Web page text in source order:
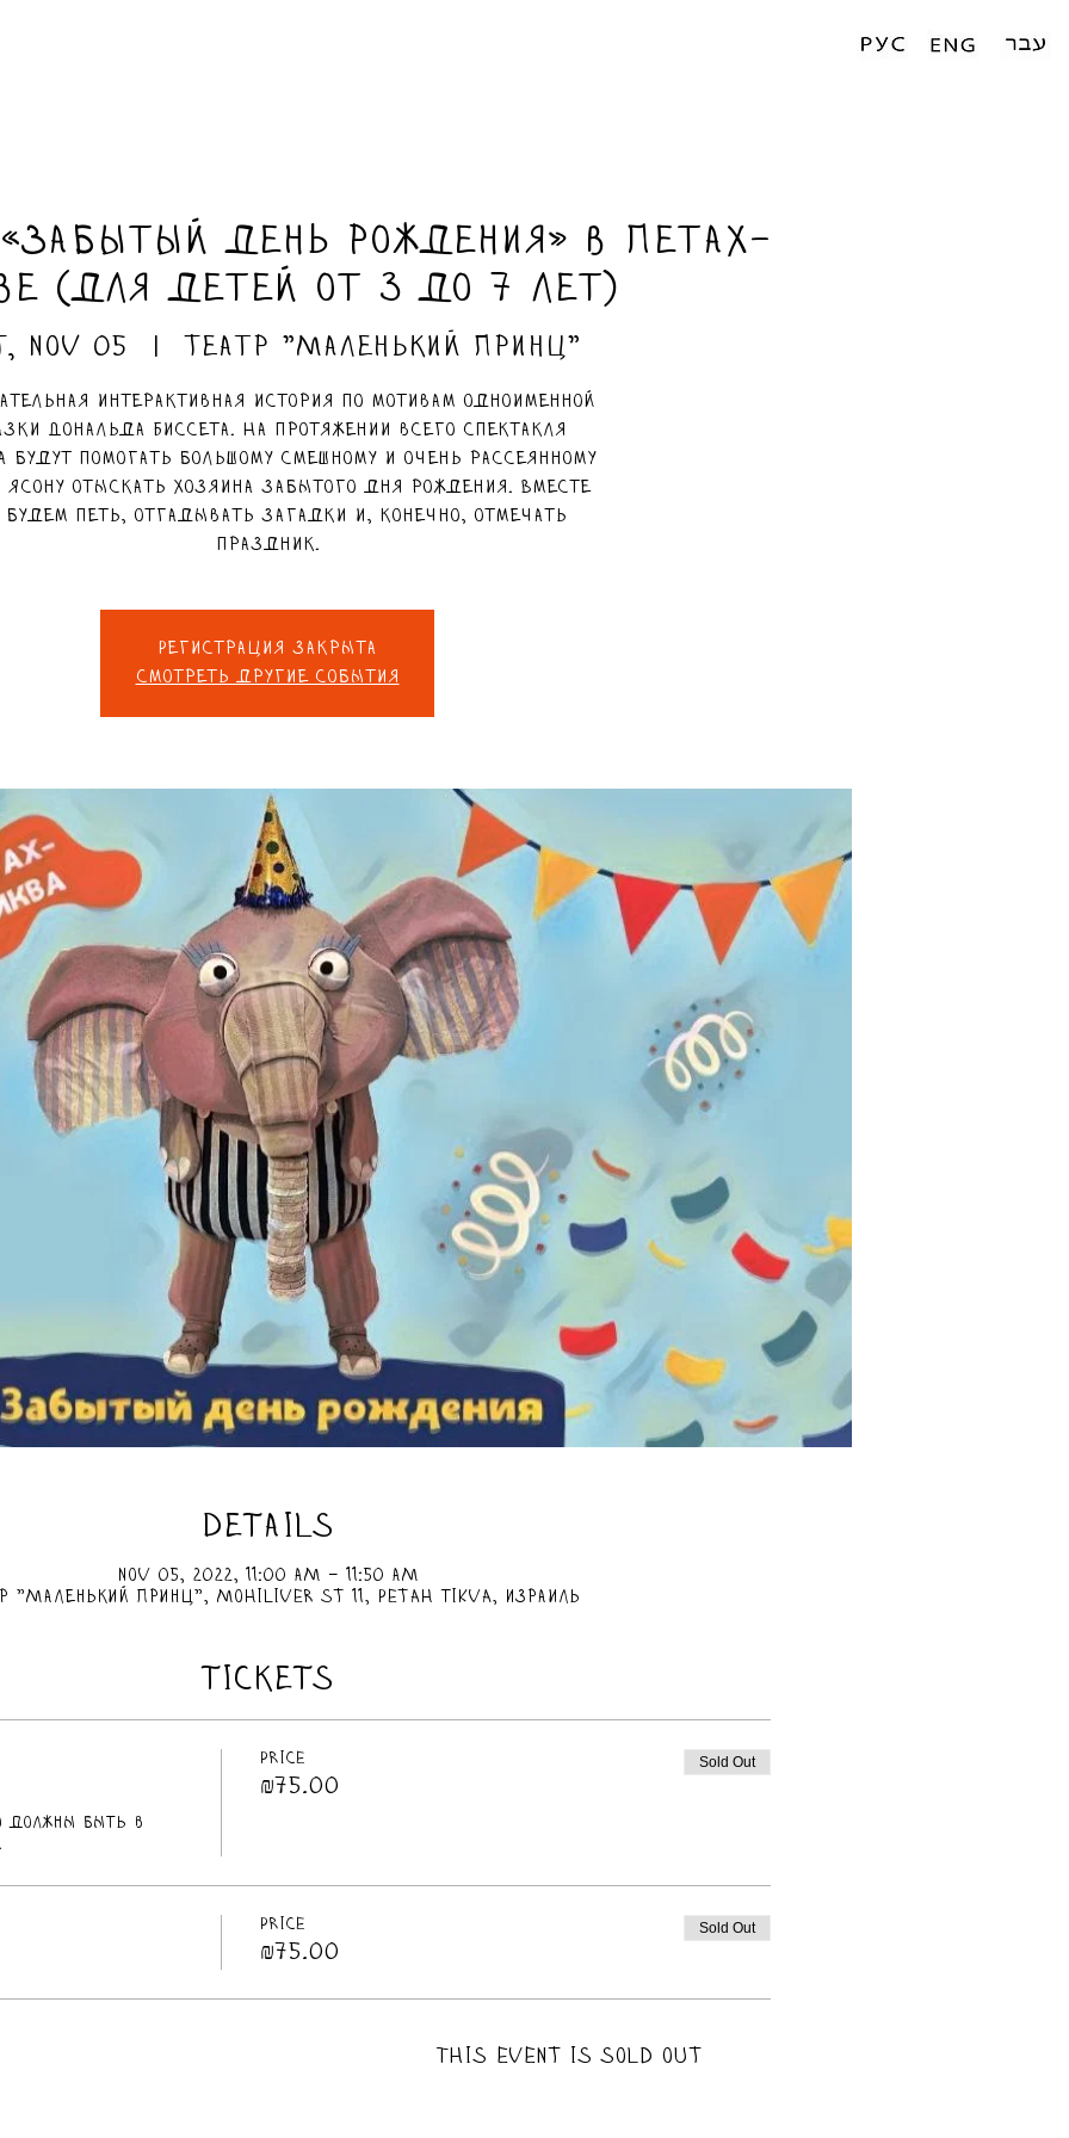
день рождения» в Петах-
(для детей от 3 до 7 лет)
Nov 05
  |
Театр "Маленький Принц"
интерактивная история по мотивам одноименной
Дональда Биссета. На протяжении всего спектакля
будут помогать большому смешному и очень рассеянному
Ясону отыскать хозяина забытого дня рождения. Вместе
петь, отгадывать загадки и, конечно, отмечать
праздник.
Регистрация закрыта
Смотреть другие события
DETAILS
Nov 05, 2022, 11:00 AM – 11:50 AM
"Маленький Принц", Mohiliver St 11, Petah Tikva, Израиль
TICKETS
должны быть в
Price
₪75.00
Sold Out
Price
₪75.00
Sold Out
This event is sold out